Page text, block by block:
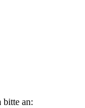
bitte an: